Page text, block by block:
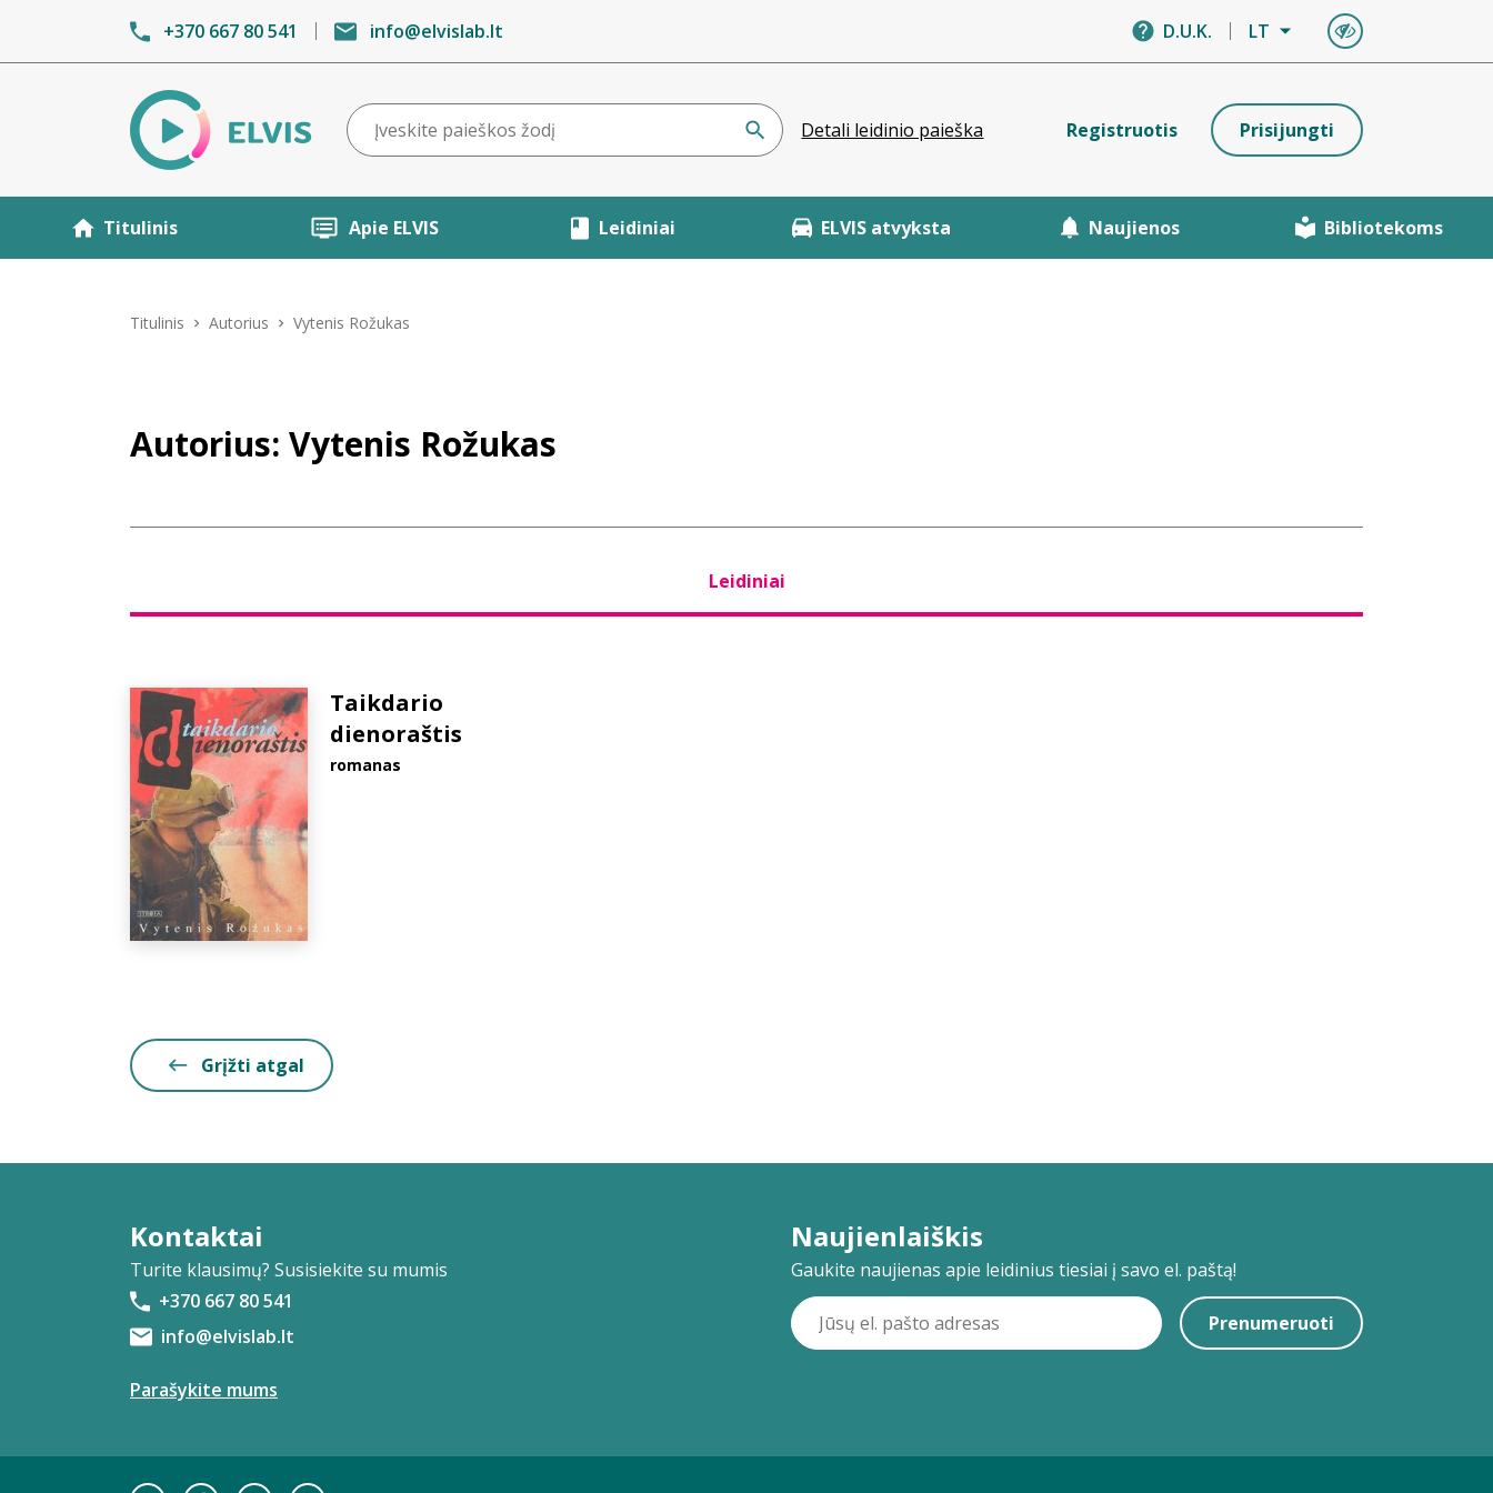
+370 667 80 541 info@elvislab.lt D.U.K. LT
Detali leidinio paieška Registruotis Prisijungti
Titulinis Apie ELVIS Leidiniai ELVIS atvyksta Naujienos Bibliotekoms
Titulinis Autorius Vytenis Rožukas
Autorius: Vytenis Rožukas
Leidiniai
Taikdario
dienoraštis
romanas
Grįžti atgal
Kontaktai
Turite klausimų? Susisiekite su mumis
+370 667 80 541
info@elvislab.lt
Parašykite mums
Naujienlaiškis
Gaukite naujienas apie leidinius tiesiai į savo el. paštą!
Prenumeruoti